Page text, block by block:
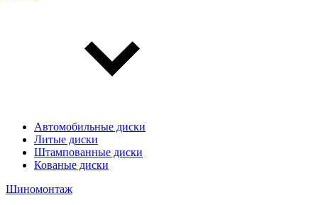
Автомобильные диски
Литые диски
Штампованные диски
Кованые диски
Шиномонтаж